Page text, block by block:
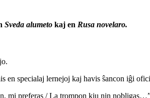
Sveda alumeto kaj en Rusa novelaro.
en specialaj lernejoj kaj havis ŝancon iĝi
mi preferas / La trompon kiu nin